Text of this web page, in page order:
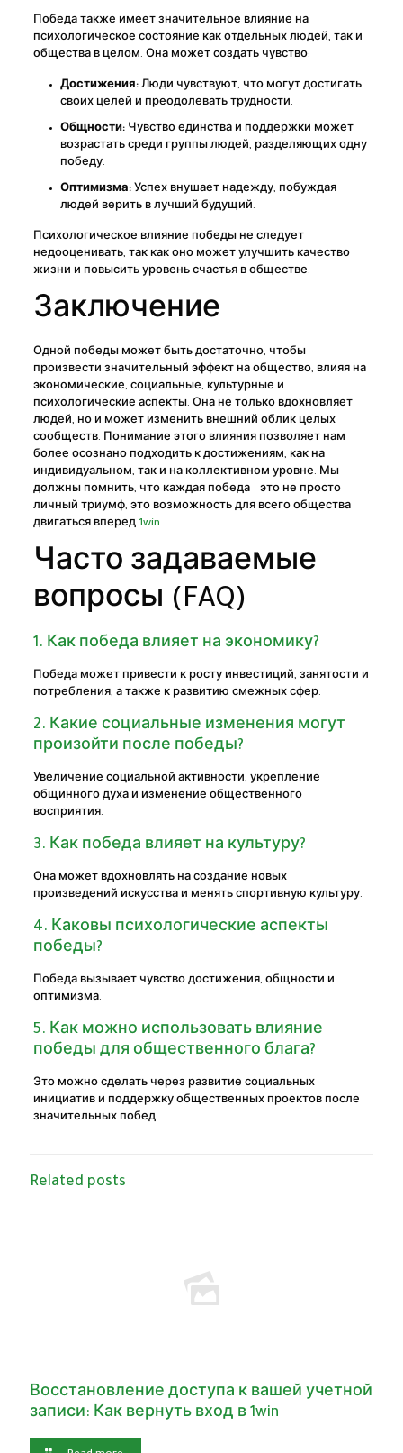
Победа также имеет значительное влияние на
психологическое состояние как отдельных людей, так и
общества в целом. Она может создать чувство:
Достижения:Люди чувствуют, что могут достигать
своих целей и преодолевать трудности.
Общности:Чувство единства и поддержки может
возрастать среди группы людей, разделяющих одну
победу.
Оптимизма:Успех внушает надежду, побуждая
людей верить в лучший будущий.
Психологическое влияние победы не следует
недооценивать, так как оно может улучшить качество
жизни и повысить уровень счастья в обществе.
Заключение
Одной победы может быть достаточно, чтобы
произвести значительный эффект на общество, влияя на
экономические, социальные, культурные и
психологические аспекты. Она не только вдохновляет
людей, но и может изменить внешний облик целых
сообществ. Понимание этого влияния позволяет нам
более осознано подходить к достижениям, как на
индивидуальном, так и на коллективном уровне. Мы
должны помнить, что каждая победа – это не просто
личный триумф, это возможность для всего общества
двигаться вперед 1win.
Часто задаваемые
вопросы (FAQ)
1. Как победа влияет на экономику?
Победа может привести к росту инвестиций, занятости и
потребления, а также к развитию смежных сфер.
2. Какие социальные изменения могут
произойти после победы?
Увеличение социальной активности, укрепление
общинного духа и изменение общественного
восприятия.
3. Как победа влияет на культуру?
Она может вдохновлять на создание новых
произведений искусства и менять спортивную культуру.
4. Каковы психологические аспекты
победы?
Победа вызывает чувство достижения, общности и
оптимизма.
5. Как можно использовать влияние
победы для общественного блага?
Это можно сделать через развитие социальных
инициатив и поддержку общественных проектов после
значительных побед.
Related posts
Восстановление доступа к вашей учетной
записи: Как вернуть вход в 1win